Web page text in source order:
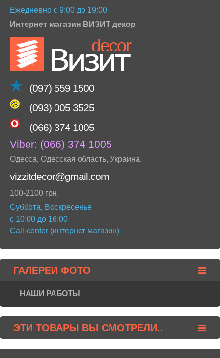
Ежедневно с 9:00 до 19:00
Интернет магазин ВИЗИТ декор
(097) 559 1500
(093) 005 3525
(066) 374 1005
Viber: (066) 374 1005
Одесса, Одесская область, Украина.
vizzitdecor@gmail.com
100-2100 грн.
Суббота, Воскресенье
с 10:00 до 16:00
Call-center (интернет магазин)
ГАЛЕРЕИ ФОТО
НАШИ РАБОТЫ
ЭТИ ТОВАРЫ ВЫ СМОТРЕЛИ..